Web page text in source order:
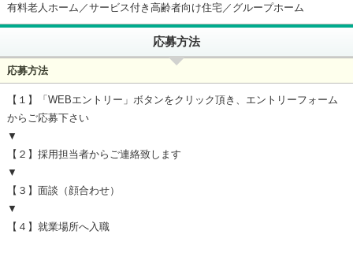
有料老人ホーム／サービス付き高齢者向け住宅／グループホーム
応募方法
応募方法
【１】「WEBエントリー」ボタンをクリック頂き、エントリーフォーム
からご応募下さい
▼
【２】採用担当者からご連絡致します
▼
【３】面談（顔合わせ）
▼
【４】就業場所へ入職